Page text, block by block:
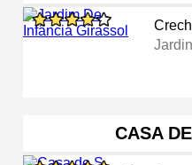
CASA